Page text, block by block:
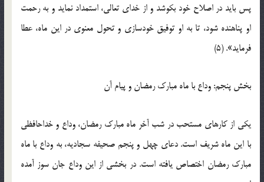
پس بايد در اصلاح خود بكوشد و از خداي تعالي، استمداد نمايد و به رحمت
او پناهنده شود، تا به او توفيق خودسازي و تحول معنوي در اين ماه، عطا
فرمايد». (5)
بخش پنجم: وداع با ماه مبارك رمضان و پيام آن
يكي از كارهاي مستحب در شب آخر ماه مبارك رمضان، وداع و خداحافظي
با اين ماه شريف است. دعاي چهل و پنجم صحيفه سجاديه، به وداع با ماه
مبارك رمضان اختصاص يافته است. در بخشي از اين وداع جان سوز آمده